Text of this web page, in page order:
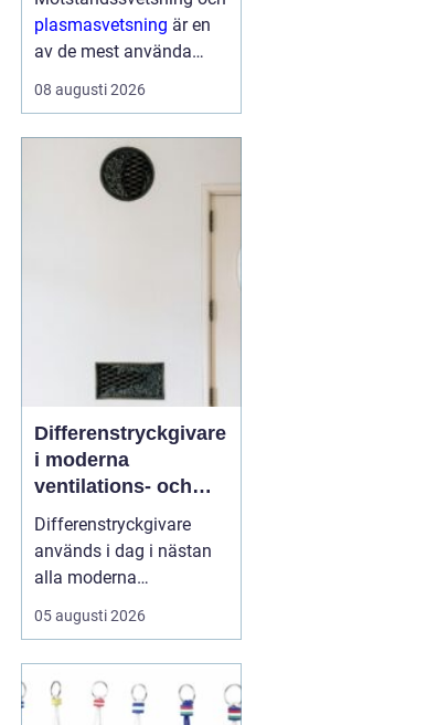
plasmasvetsning är en
av de mest använda
metoderna för att
sammanfoga metaller
plåtbearbet...
08 augusti 2026
Differenstryckgivare
i moderna
ventilations- och
styrsystem
Differenstryckgivare
används i dag i nästan
alla moderna
ventilations- och
klimatsystem för att
stabilt tryck och
energieffektiv drift. För
05 augusti 2026